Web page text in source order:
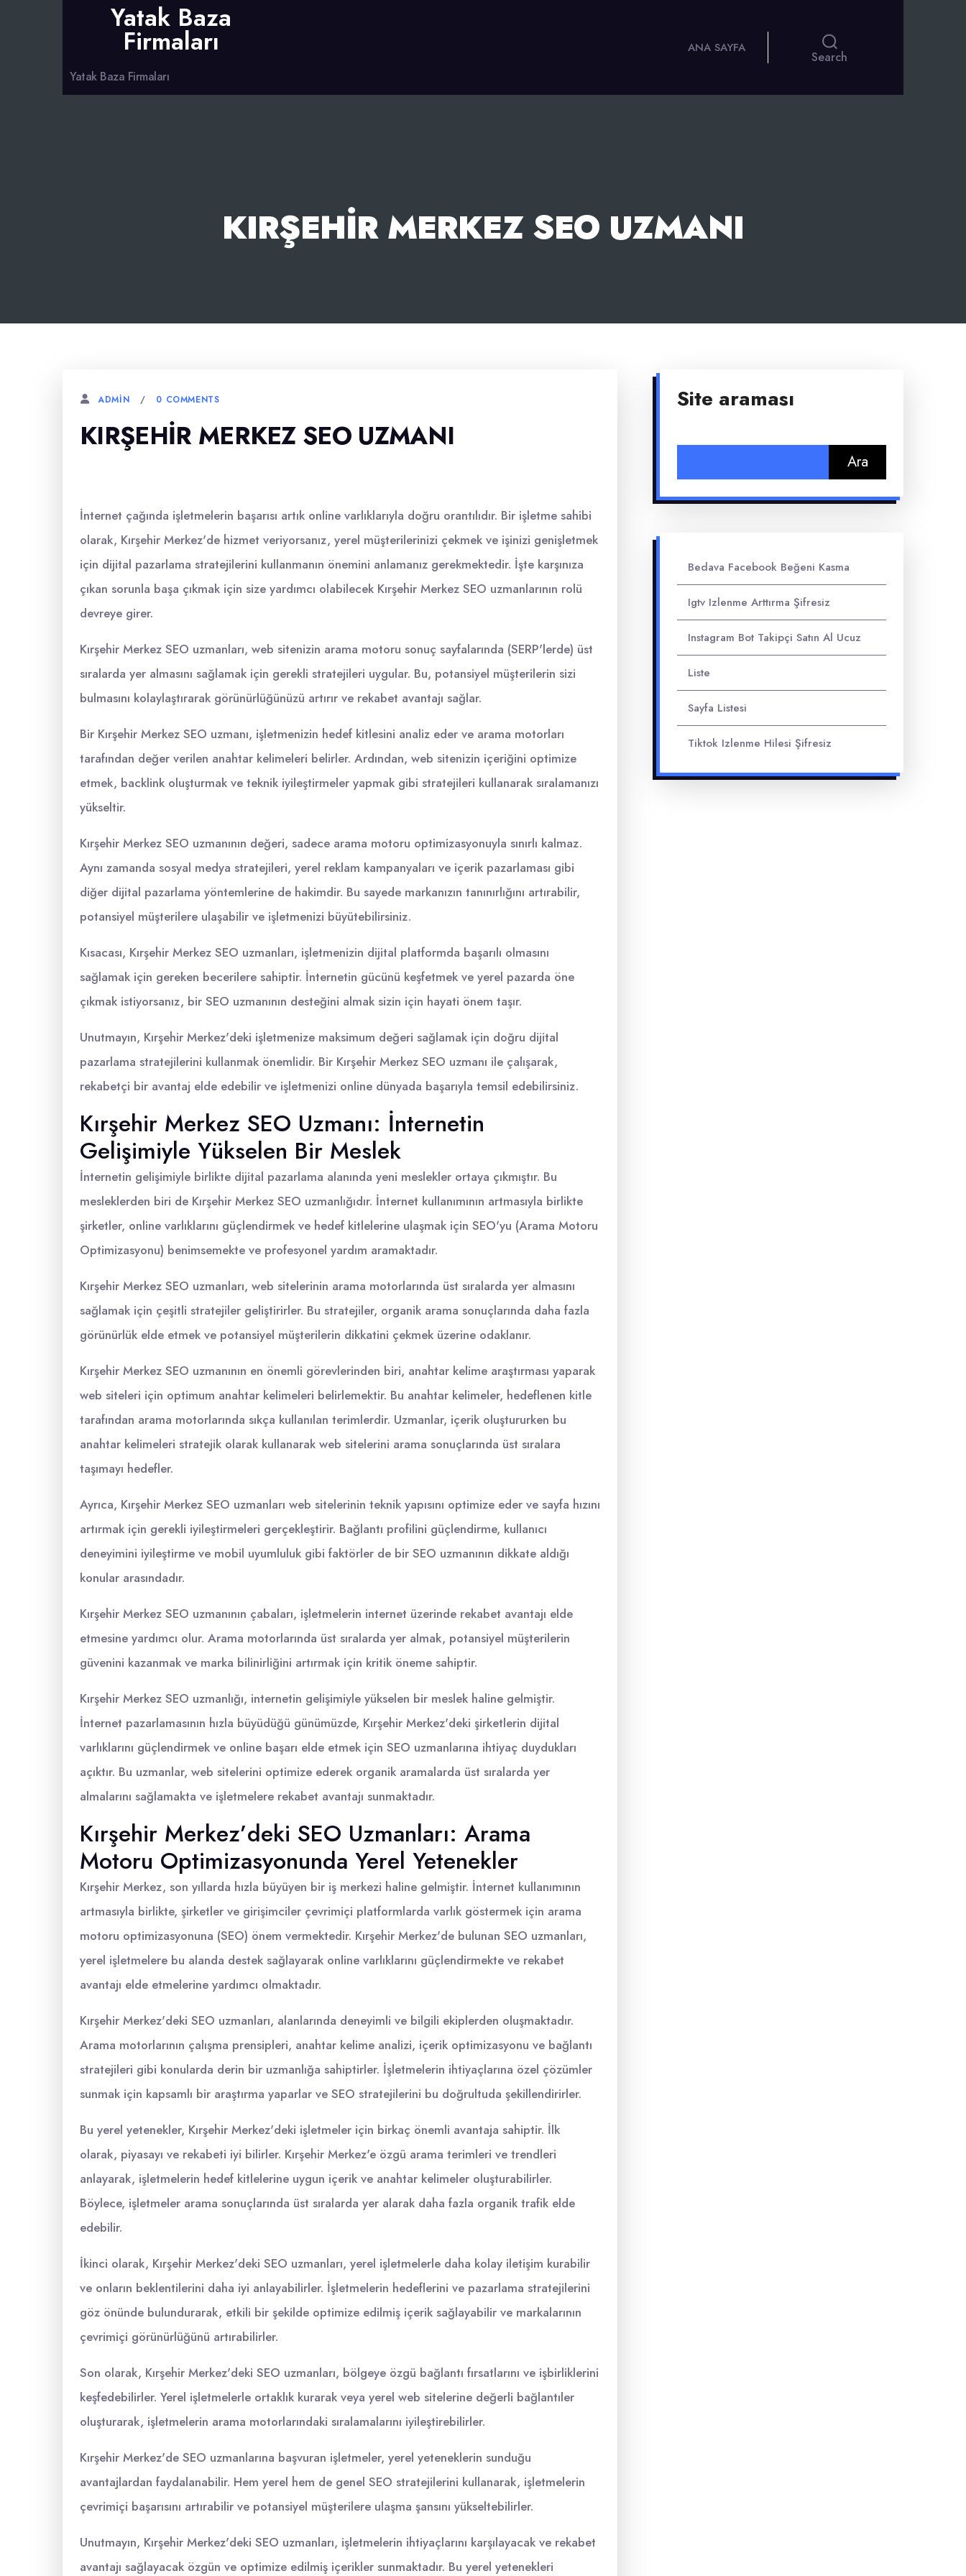
Yatak Baza
Firmaları
Yatak Baza Firmaları
ANA SAYFA
Search
KIRŞEHIR MERKEZ SEO UZMANI
ADMIN 0 COMMENTS
KIRŞEHIR MERKEZ SEO UZMANI
İnternet çağında işletmelerin başarısı artık online varlıklarıyla doğru orantılıdır. Bir işletme sahibi
olarak, Kırşehir Merkez'de hizmet veriyorsanız, yerel müşterilerinizi çekmek ve işinizi genişletmek
için dijital pazarlama stratejilerini kullanmanın önemini anlamanız gerekmektedir. İşte karşınıza
çıkan sorunla başa çıkmak için size yardımcı olabilecek Kırşehir Merkez SEO uzmanlarının rolü
devreye girer.
Kırşehir Merkez SEO uzmanları, web sitenizin arama motoru sonuç sayfalarında (SERP'lerde) üst
sıralarda yer almasını sağlamak için gerekli stratejileri uygular. Bu, potansiyel müşterilerin sizi
bulmasını kolaylaştırarak görünürlüğünüzü artırır ve rekabet avantajı sağlar.
Bir Kırşehir Merkez SEO uzmanı, işletmenizin hedef kitlesini analiz eder ve arama motorları
tarafından değer verilen anahtar kelimeleri belirler. Ardından, web sitenizin içeriğini optimize
etmek, backlink oluşturmak ve teknik iyileştirmeler yapmak gibi stratejileri kullanarak sıralamanızı
yükseltir.
Kırşehir Merkez SEO uzmanının değeri, sadece arama motoru optimizasyonuyla sınırlı kalmaz.
Aynı zamanda sosyal medya stratejileri, yerel reklam kampanyaları ve içerik pazarlaması gibi
diğer dijital pazarlama yöntemlerine de hakimdir. Bu sayede markanızın tanınırlığını artırabilir,
potansiyel müşterilere ulaşabilir ve işletmenizi büyütebilirsiniz.
Kısacası, Kırşehir Merkez SEO uzmanları, işletmenizin dijital platformda başarılı olmasını
sağlamak için gereken becerilere sahiptir. İnternetin gücünü keşfetmek ve yerel pazarda öne
çıkmak istiyorsanız, bir SEO uzmanının desteğini almak sizin için hayati önem taşır.
Unutmayın, Kırşehir Merkez'deki işletmenize maksimum değeri sağlamak için doğru dijital
pazarlama stratejilerini kullanmak önemlidir. Bir Kırşehir Merkez SEO uzmanı ile çalışarak,
rekabetçi bir avantaj elde edebilir ve işletmenizi online dünyada başarıyla temsil edebilirsiniz.
Kırşehir Merkez SEO Uzmanı: İnternetin
Gelişimiyle Yükselen Bir Meslek
İnternetin gelişimiyle birlikte dijital pazarlama alanında yeni meslekler ortaya çıkmıştır. Bu
mesleklerden biri de Kırşehir Merkez SEO uzmanlığıdır. İnternet kullanımının artmasıyla birlikte
şirketler, online varlıklarını güçlendirmek ve hedef kitlelerine ulaşmak için SEO'yu (Arama Motoru
Optimizasyonu) benimsemekte ve profesyonel yardım aramaktadır.
Kırşehir Merkez SEO uzmanları, web sitelerinin arama motorlarında üst sıralarda yer almasını
sağlamak için çeşitli stratejiler geliştirirler. Bu stratejiler, organik arama sonuçlarında daha fazla
görünürlük elde etmek ve potansiyel müşterilerin dikkatini çekmek üzerine odaklanır.
Kırşehir Merkez SEO uzmanının en önemli görevlerinden biri, anahtar kelime araştırması yaparak
web siteleri için optimum anahtar kelimeleri belirlemektir. Bu anahtar kelimeler, hedeflenen kitle
tarafından arama motorlarında sıkça kullanılan terimlerdir. Uzmanlar, içerik oluştururken bu
anahtar kelimeleri stratejik olarak kullanarak web sitelerini arama sonuçlarında üst sıralara
taşımayı hedefler.
Ayrıca, Kırşehir Merkez SEO uzmanları web sitelerinin teknik yapısını optimize eder ve sayfa hızını
artırmak için gerekli iyileştirmeleri gerçekleştirir. Bağlantı profilini güçlendirme, kullanıcı
deneyimini iyileştirme ve mobil uyumluluk gibi faktörler de bir SEO uzmanının dikkate aldığı
konular arasındadır.
Kırşehir Merkez SEO uzmanının çabaları, işletmelerin internet üzerinde rekabet avantajı elde
etmesine yardımcı olur. Arama motorlarında üst sıralarda yer almak, potansiyel müşterilerin
güvenini kazanmak ve marka bilinirliğini artırmak için kritik öneme sahiptir.
Kırşehir Merkez SEO uzmanlığı, internetin gelişimiyle yükselen bir meslek haline gelmiştir.
İnternet pazarlamasının hızla büyüdüğü günümüzde, Kırşehir Merkez'deki şirketlerin dijital
varlıklarını güçlendirmek ve online başarı elde etmek için SEO uzmanlarına ihtiyaç duydukları
açıktır. Bu uzmanlar, web sitelerini optimize ederek organik aramalarda üst sıralarda yer
almalarını sağlamakta ve işletmelere rekabet avantajı sunmaktadır.
Kırşehir Merkez’deki SEO Uzmanları: Arama
Motoru Optimizasyonunda Yerel Yetenekler
Kırşehir Merkez, son yıllarda hızla büyüyen bir iş merkezi haline gelmiştir. İnternet kullanımının
artmasıyla birlikte, şirketler ve girişimciler çevrimiçi platformlarda varlık göstermek için arama
motoru optimizasyonuna (SEO) önem vermektedir. Kırşehir Merkez'de bulunan SEO uzmanları,
yerel işletmelere bu alanda destek sağlayarak online varlıklarını güçlendirmekte ve rekabet
avantajı elde etmelerine yardımcı olmaktadır.
Kırşehir Merkez'deki SEO uzmanları, alanlarında deneyimli ve bilgili ekiplerden oluşmaktadır.
Arama motorlarının çalışma prensipleri, anahtar kelime analizi, içerik optimizasyonu ve bağlantı
stratejileri gibi konularda derin bir uzmanlığa sahiptirler. İşletmelerin ihtiyaçlarına özel çözümler
sunmak için kapsamlı bir araştırma yaparlar ve SEO stratejilerini bu doğrultuda şekillendirirler.
Bu yerel yetenekler, Kırşehir Merkez'deki işletmeler için birkaç önemli avantaja sahiptir. İlk
olarak, piyasayı ve rekabeti iyi bilirler. Kırşehir Merkez'e özgü arama terimleri ve trendleri
anlayarak, işletmelerin hedef kitlelerine uygun içerik ve anahtar kelimeler oluşturabilirler.
Böylece, işletmeler arama sonuçlarında üst sıralarda yer alarak daha fazla organik trafik elde
edebilir.
İkinci olarak, Kırşehir Merkez'deki SEO uzmanları, yerel işletmelerle daha kolay iletişim kurabilir
ve onların beklentilerini daha iyi anlayabilirler. İşletmelerin hedeflerini ve pazarlama stratejilerini
göz önünde bulundurarak, etkili bir şekilde optimize edilmiş içerik sağlayabilir ve markalarının
çevrimiçi görünürlüğünü artırabilirler.
Son olarak, Kırşehir Merkez'deki SEO uzmanları, bölgeye özgü bağlantı fırsatlarını ve işbirliklerini
keşfedebilirler. Yerel işletmelerle ortaklık kurarak veya yerel web sitelerine değerli bağlantıler
oluşturarak, işletmelerin arama motorlarındaki sıralamalarını iyileştirebilirler.
Kırşehir Merkez'de SEO uzmanlarına başvuran işletmeler, yerel yeteneklerin sunduğu
avantajlardan faydalanabilir. Hem yerel hem de genel SEO stratejilerini kullanarak, işletmelerin
çevrimiçi başarısını artırabilir ve potansiyel müşterilere ulaşma şansını yükseltebilirler.
Unutmayın, Kırşehir Merkez'deki SEO uzmanları, işletmelerin ihtiyaçlarını karşılayacak ve rekabet
avantajı sağlayacak özgün ve optimize edilmiş içerikler sunmaktadır. Bu yerel yetenekleri
Site araması
Bedava Facebook Beğeni Kasma
Igtv Izlenme Arttırma Şifresiz
Instagram Bot Takipçi Satın Al Ucuz
Liste
Sayfa Listesi
Tiktok Izlenme Hilesi Şifresiz